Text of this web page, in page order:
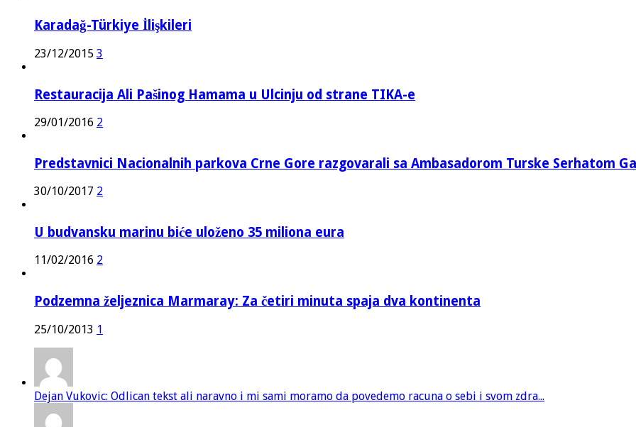
Karadağ-Türkiye İlişkileri
23/12/2015 3
Restauracija Ali Pašinog Hamama u Ulcinju od strane TIKA-e
29/01/2016 2
Predstavnici Nacionalnih parkova Crne Gore razgovarali sa Ambasadorom Turske Serhatom
30/10/2017 2
U budvansku marinu biće uloženo 35 miliona eura
11/02/2016 2
Podzemna željeznica Marmaray: Za četiri minuta spaja dva kontinenta
25/10/2013 1
Dejan Vukovic: Odlican tekst ali naravno i mi sami moramo da povedemo racuna o sebi i svom zdra...